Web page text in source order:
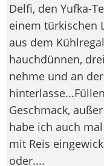
Delfi, den Yufka-
einem türkischen
aus dem
hauchdünnen,
nehme und an
Geschmack,
habe ich auch
mit Reis
oder....